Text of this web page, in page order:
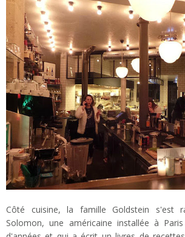
Côté cuisine, la famille Goldstein s'est
Solomon, une américaine installée à